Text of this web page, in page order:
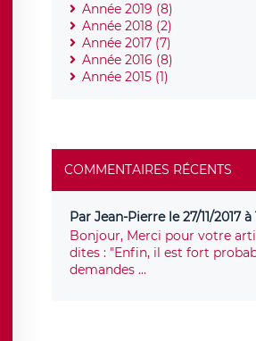
Année 2019 (8)
Année 2018 (2)
Année 2017 (7)
Année 2016 (8)
Année 2015 (1)
COMMENTAIRES RÉCENTS
Par Jean-Pierre le 27/11/2017 à
Bonjour, Merci pour votre
dites : "Enfin, il est fort
demandes ...